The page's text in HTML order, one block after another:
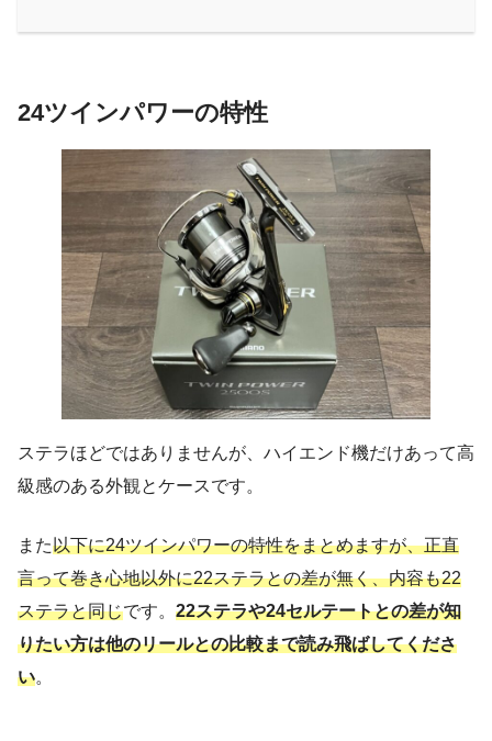
24ツインパワーの特性
ステラほどではありませんが、ハイエンド機だけあって高
級感のある外観とケースです。
また以下に24ツインパワーの特性をまとめますが、正直
言って巻き心地以外に22ステラとの差が無く、内容も22
ステラと同じです。 22ステラや24セルテートとの差が知
りたい方は他のリールとの比較まで読み飛ばしてくださ
い。